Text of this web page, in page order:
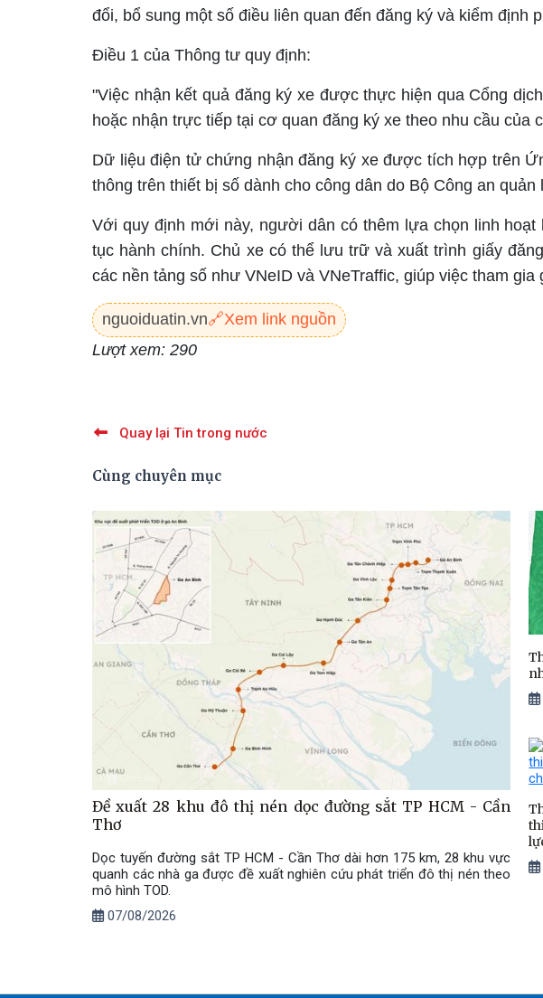
đổi, bổ sung một số điều liên quan đến đăng ký và kiểm định
Điều 1 của Thông tư quy định:
"Việc nhận kết quả đăng ký xe được thực hiện qua Cổng
hoặc nhận trực tiếp tại cơ quan đăng ký xe theo nhu cầu của
Dữ liệu điện tử chứng nhận đăng ký xe được tích hợp trên
thông trên thiết bị số dành cho công dân do Bộ Công an quản
Với quy định mới này, người dân có thêm lựa chọn linh
tục hành chính. Chủ xe có thể lưu trữ và xuất trình giấy
các nền tảng số như VNeID và VNeTraffic, giúp việc tham
nguoiduatin.vn🔗Xem link nguồn
Lượt xem: 290
Quay lại Tin trong nước
Cùng chuyên mục
Đề xuất 28 khu đô thị nén dọc đường sắt TP HCM - Cần
Thơ
Dọc tuyến đường sắt TP HCM - Cần Thơ dài hơn 175 km, 28 khu vực
quanh các nhà ga được đề xuất nghiên cứu phát triển đô thị nén theo
mô hình TOD.
07/08/2026